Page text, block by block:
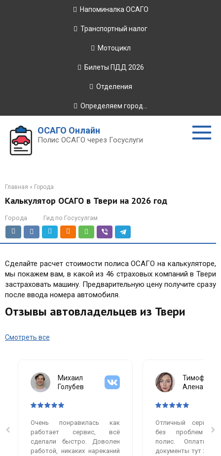
Напоминалка ОСАГО
Транспортный налог
Мотоцикл
Билеты ПДД 2026
Отделения
Определяем город...
ОСАГО Онлайн
Полис ОСАГО через Госуслуги
Главная » Города
Калькулятор ОСАГО в Твери на 2026 год
Города Гид по Госусулгам
Сделайте расчет стоимости полиса ОСАГО на калькуляторе,
мы покажем вам, в какой из 46 страховых компаний в Твери
застраховать машину. Предварительную цену получите сразу
после ввода номера автомобиля.
Отзывы автовладельцев из Твери
Смотреть все
Михаил
Голубев
Очень понравилась как
работает сервис, всё
сделали быстро. Доволен
работой, никаких нареканий
Тимофеева
Алена
Отличный сервис.
без проблем
полис.
документы тут же